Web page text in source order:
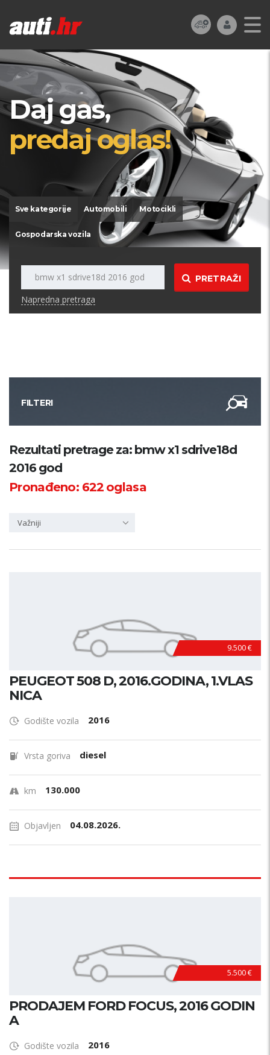
Daj gas,
predaj oglas!
Sve kategorije Automobili Motocikli
Gospodarska vozila
PRETRAŽI
Napredna pretraga
FILTERI
Kategorija
Županija
Rezultati pretrage za: bmw x1 sdrive18d
2016 god
Pronađeno: 622oglasa
Važniji
9.500 €
PEUGEOT 508 D, 2016.GODINA, 1.VLAS
NICA
Godište vozila 2016
Vrsta goriva diesel
km 130.000
Objavljen 04.08.2026.
5.500 €
PRODAJEM FORD FOCUS, 2016 GODIN
A
Godište vozila 2016